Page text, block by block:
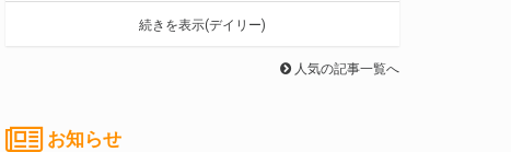
続きを表示(デイリー)
人気の記事一覧へ
お知らせ